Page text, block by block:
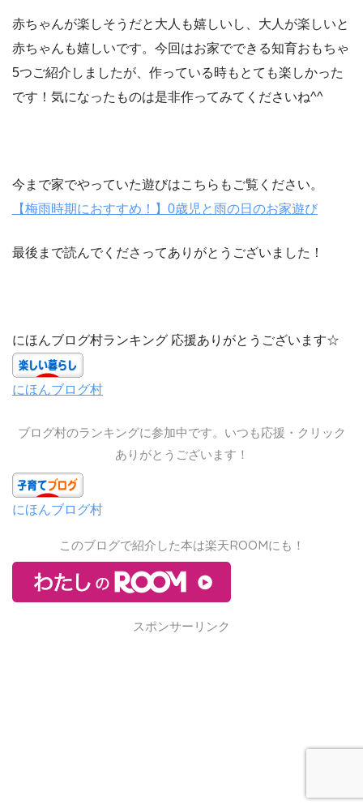
赤ちゃんが楽しそうだと大人も嬉しいし、大人が楽しいと
赤ちゃんも嬉しいです。今回はお家でできる知育おもちゃ
5つご紹介しましたが、作っている時もとても楽しかった
です！気になったものは是非作ってみてくださいね^^
今まで家でやっていた遊びはこちらもご覧ください。
【梅雨時期におすすめ！】0歳児と雨の日のお家遊び
最後まで読んでくださってありがとうございました！
にほんブログ村ランキング 応援ありがとうございます☆
にほんブログ村
ブログ村のランキングに参加中です。いつも応援・クリック
ありがとうございます！
にほんブログ村
このブログで紹介した本は楽天ROOMにも！
スポンサーリンク